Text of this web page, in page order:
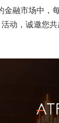
金融市场中，
动，诚邀您共